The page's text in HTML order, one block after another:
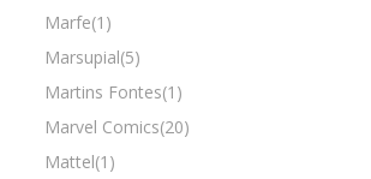
Marfe(1)
Marsupial(5)
Martins Fontes(1)
Marvel Comics(20)
Mattel(1)